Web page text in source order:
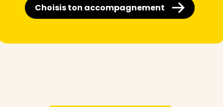
Choisis ton accompagnement